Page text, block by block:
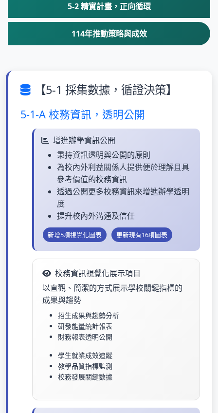
5-2 精實計畫，正向循環
114年推動策略與成效
【5-1 採集數據，循證決策】
5-1-A 校務資訊，透明公開
增進辦學資訊公開
秉持資訊透明與公開的原則
為校內外利益關係人提供便於理解且具
參考價值的校務資訊
透過公開更多校務資訊來增進辦學透明
度
提升校內外溝通及信任
新增5項視覺化圖表 更新現有16項圖表
校務資訊視覺化展示項目
以直觀、簡潔的方式展示學校關鍵指標的
成果與趨勢
招生成果與趨勢分析
研發能量統計報表
財務報表透明公開
學生就業成效追蹤
教學品質指標監測
校務發展關鍵數據